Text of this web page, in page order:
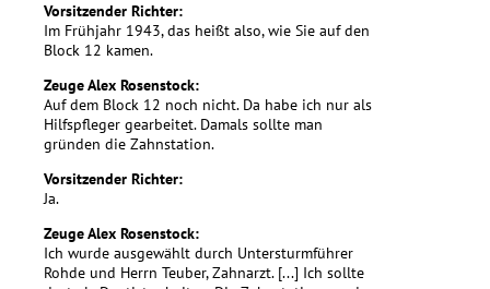
Vorsitzender Richter:
Im Frühjahr 1943, das heißt also, wie Sie auf den
Block 12 kamen.
Zeuge Alex Rosenstock:
Auf dem Block 12 noch nicht. Da habe ich nur als
Hilfspfleger gearbeitet. Damals sollte man
gründen die Zahnstation.
Vorsitzender Richter:
Ja.
Zeuge Alex Rosenstock:
Ich wurde ausgewählt durch Untersturmführer
Rohde und Herrn Teuber, Zahnarzt. [...] Ich sollte